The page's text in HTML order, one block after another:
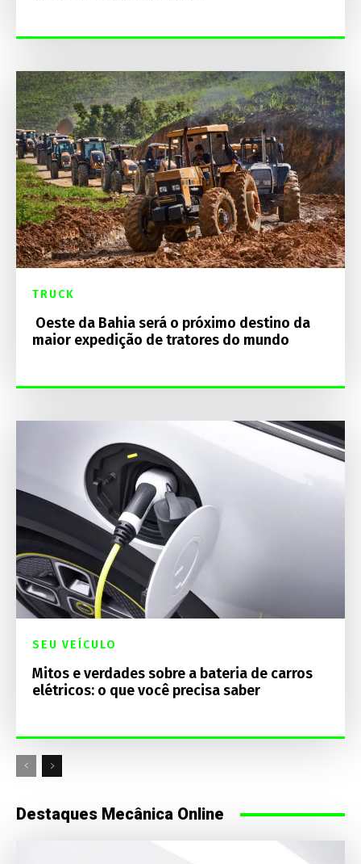
TRUCK
Oeste da Bahia será o próximo destino da
maior expedição de tratores do mundo
SEU VEÍCULO
Mitos e verdades sobre a bateria de carros
elétricos: o que você precisa saber
Destaques Mecânica Online